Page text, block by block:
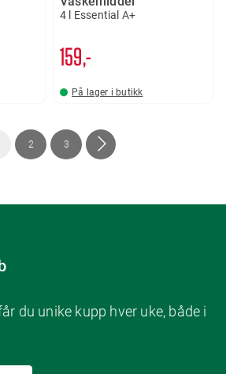
4 l Essential A+
159,-
På lager i butikk
Side
2 Side
3 Side
Neste
du unike kupp hver uke, både i